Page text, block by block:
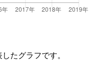
たグラフです。